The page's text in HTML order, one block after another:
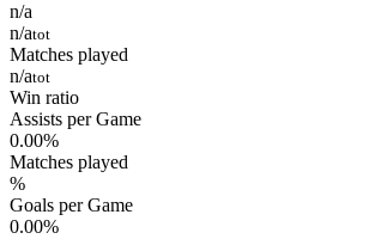
n/a
n/atot
Matches played
n/atot
Win ratio
Assists per Game
0.00%
Matches played
%
Goals per Game
0.00%